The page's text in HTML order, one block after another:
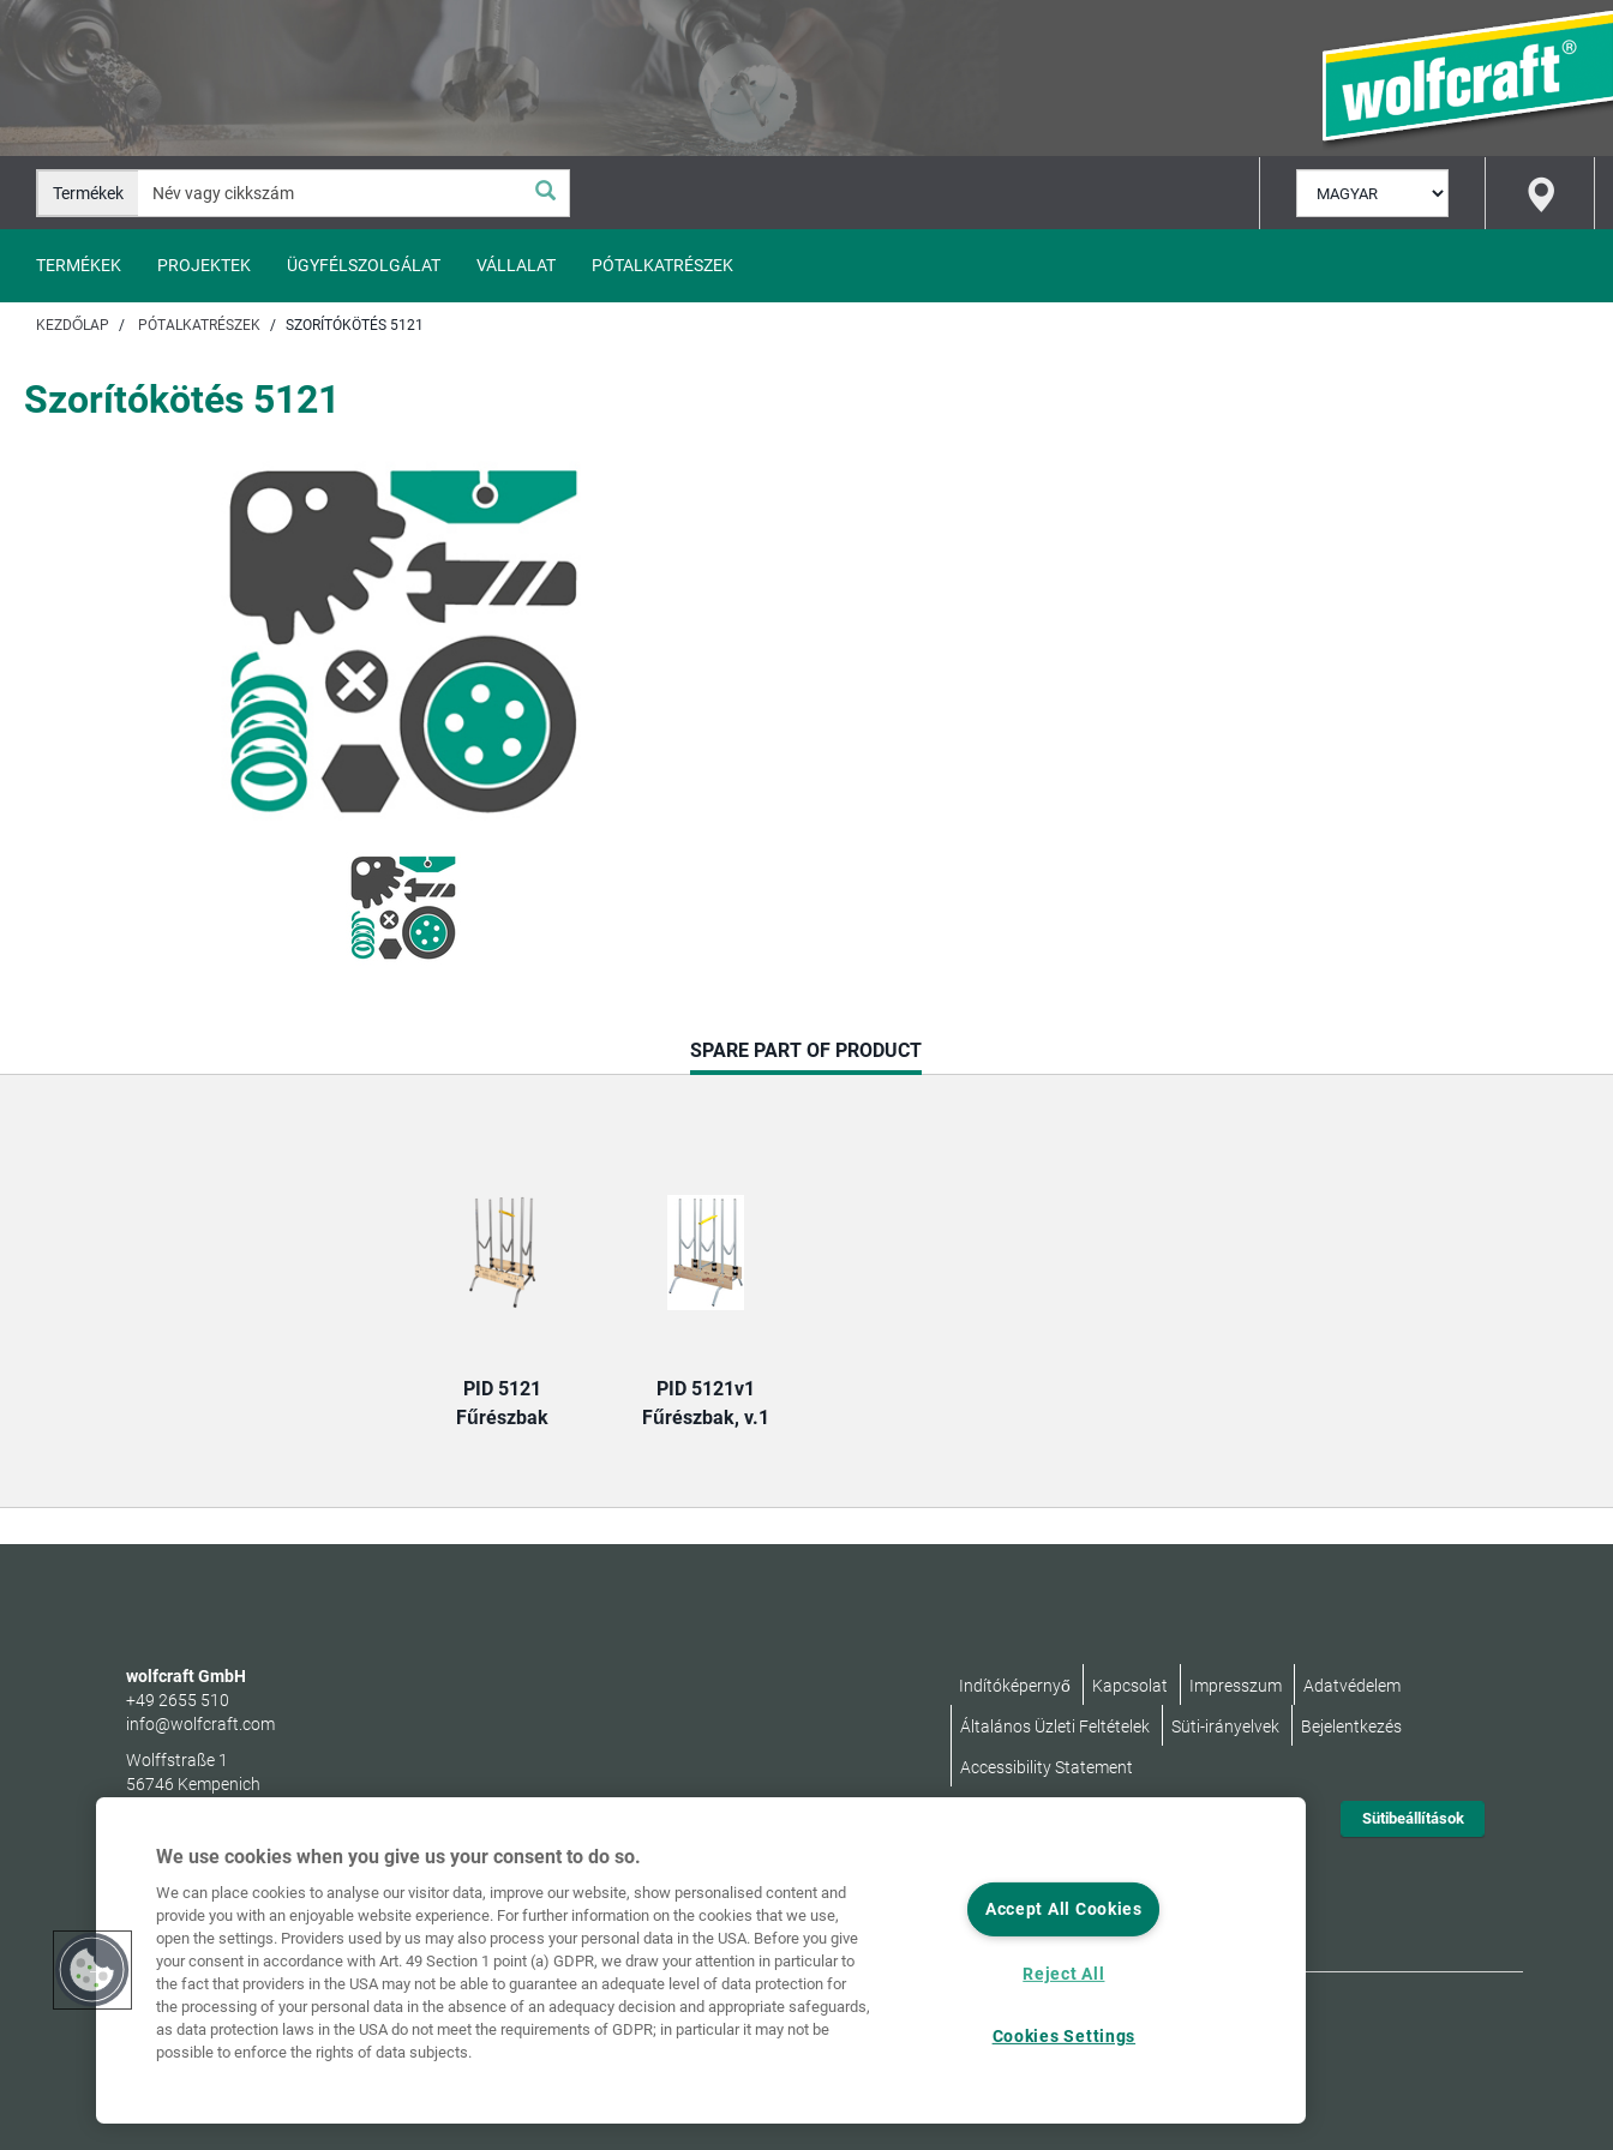
Ugrás
tartalomhoz
Ugrás
navigációhoz
Termékek
KIVÁLASZTÁSA
TERMÉKEK PROJEKTEK ÜGYFÉLSZOLGÁLAT VÁLLALAT PÓTALKATRÉSZEK
KEZDŐLAP PÓTALKATRÉSZEK SZORÍTÓKÖTÉS 5121
Szorítókötés 5121
CURRENT
TAB:
SPARE PART OF PRODUCT
PID 5121
Fűrészbak
PID 5121v1
Fűrészbak, v.1
wolfcraft GmbH
+49 2655 510
info@wolfcraft.com
Wolffstraße 1
56746 Kempenich
Indítóképernyő Kapcsolat Impresszum Adatvédelem
Általános Üzleti Feltételek Süti-irányelvek Bejelentkezés
Accessibility Statement
Sütibeállítások
We use cookies when you give us your consent to do so.
We can place cookies to analyse our visitor data, improve our website, show personalised content and
provide you with an enjoyable website experience. For further information on the cookies that we use,
open the settings. Providers used by us may also process your personal data in the USA. Before you give
your consent in accordance with Art. 49 Section 1 point (a) GDPR, we draw your attention in particular to
the fact that providers in the USA may not be able to guarantee an adequate level of data protection for
the processing of your personal data in the absence of an adequacy decision and appropriate safeguards,
as data protection laws in the USA do not meet the requirements of GDPR; in particular it may not be
possible to enforce the rights of data subjects.
Accept All Cookies
Reject All
Cookies Settings